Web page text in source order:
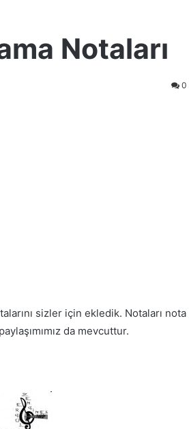
Notaları
0
sizler için ekledik. Notaları nota
da mevcuttur.